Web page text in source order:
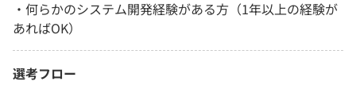
・何らかのシステム開発経験がある方（1年以上の経験が
あればOK）
選考フロー